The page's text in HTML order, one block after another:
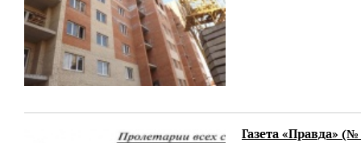
Газета «Правда»